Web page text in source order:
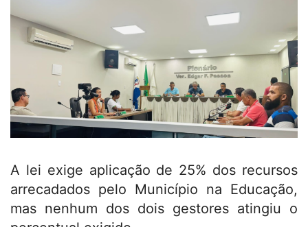
A lei exige aplicação de 25% dos recursos
arrecadados pelo Município na Educação,
mas nenhum dos dois gestores atingiu o